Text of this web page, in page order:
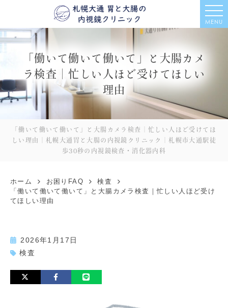
MENU
「働いて働いて働いて」と大腸カメ
ラ検査｜忙しい人ほど受けてほしい
理由
「働いて働いて働いて」と大腸カメラ検査｜忙しい人ほど受けてほ
しい理由｜札幌大通胃と大腸の内視鏡クリニック｜札幌市大通駅徒
歩30秒の内視鏡検査・消化器内科
ホーム お困りFAQ
検査
「働いて働いて働いて」と大腸カメラ検査｜忙しい人ほど受け
てほしい理由
2026年1月17日
検査